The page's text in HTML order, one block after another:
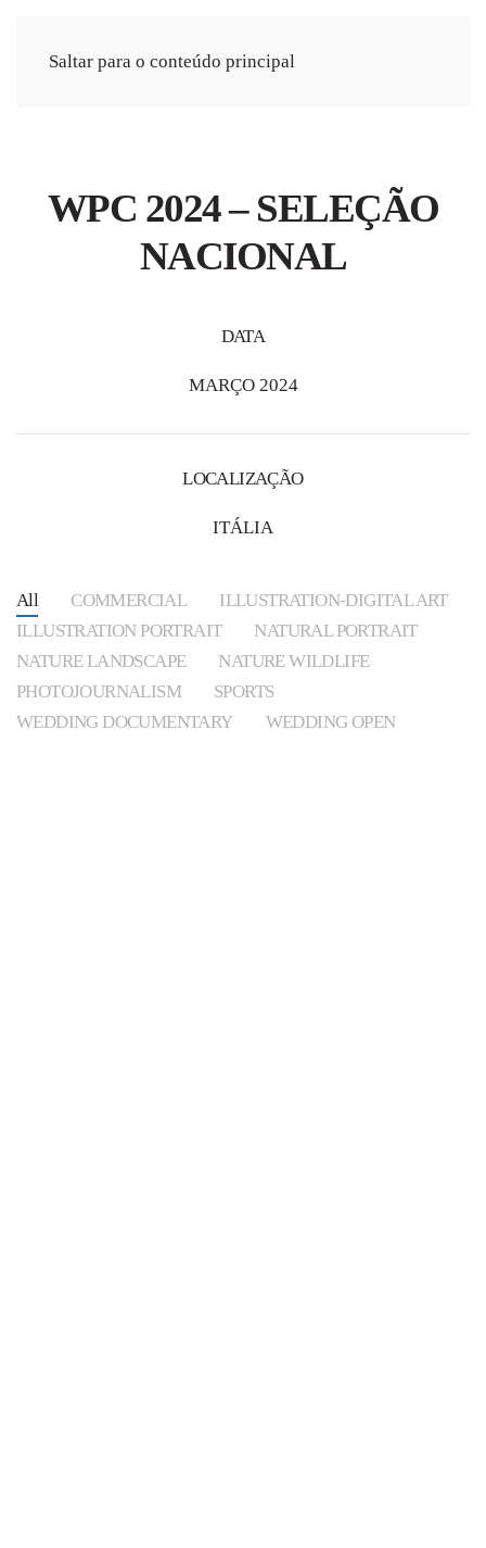
Saltar para o conteúdo principal
WPC 2024 – SELEÇÃO
NACIONAL
DATA
MARÇO 2024
LOCALIZAÇÃO
ITÁLIA
All COMMERCIAL
ILLUSTRATION-DIGITAL ART
ILLUSTRATION PORTRAIT
NATURAL PORTRAIT
NATURE LANDSCAPE
NATURE WILDLIFE
PHOTOJOURNALISM
SPORTS
WEDDING DOCUMENTARY
WEDDING OPEN